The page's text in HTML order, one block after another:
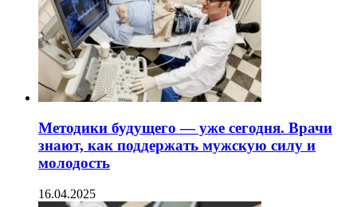
Методики будущего — уже сегодня. Врачи
знают, как поддержать мужскую силу и
молодость
16.04.2025